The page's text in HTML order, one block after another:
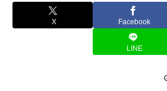
X Facebook
LINE